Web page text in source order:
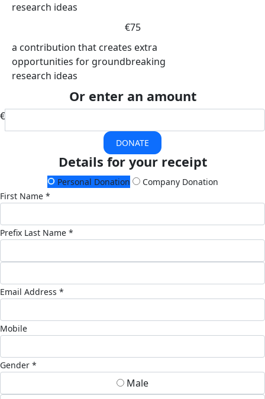
research ideas
€75
a contribution that creates extra
opportunities for groundbreaking
research ideas
Or enter an amount
€
DONATE
Details for your receipt
Personal Donation
Company Donation
First Name *
Prefix Last Name *
Email Address *
Mobile
Gender *
Male